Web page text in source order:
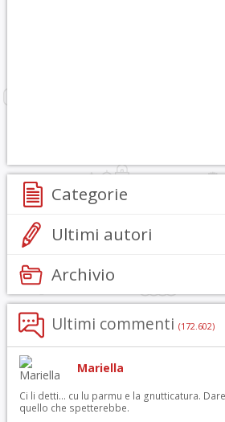
Categorie
Ultimi autori
Archivio
Ultimi commenti (172.602)
Mariella
Ci li detti… cu lu parmu e la gnutticatura.
quello che spetterebbe.